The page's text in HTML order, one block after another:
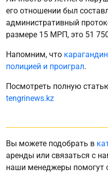
его отношении был
административный
размере 15 МРП, это 51
Напомним, что
полицией и проиграл.
Посмотреть полную
tengrinews.kz
Вы можете подобрать в
аренды или связаться с
наши менеджеры помогут